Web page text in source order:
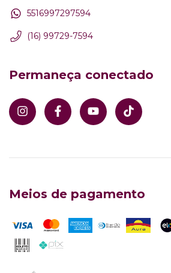
5516997297594
(16) 99729-7594
Permaneça conectado
Meios de pagamento